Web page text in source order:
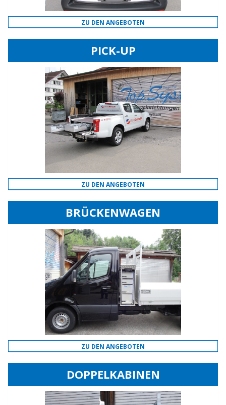
ZU DEN ANGEBOTEN
PICK-UP
ZU DEN ANGEBOTEN
BRÜCKENWAGEN
ZU DEN ANGEBOTEN
DOPPELKABINEN